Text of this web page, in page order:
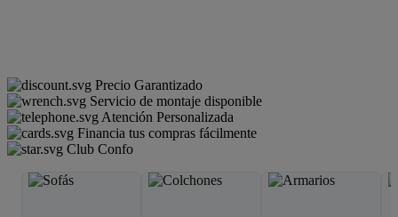
Precio Garantizado
Servicio de montaje disponible
Atención Personalizada
Financia tus compras fácilmente
Club Confo